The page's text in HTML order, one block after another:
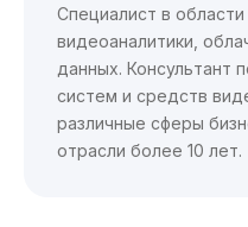
Специалист в
видеоаналитики,
данных. Консультант
систем и средств
различные сферы
отрасли более 10 лет.